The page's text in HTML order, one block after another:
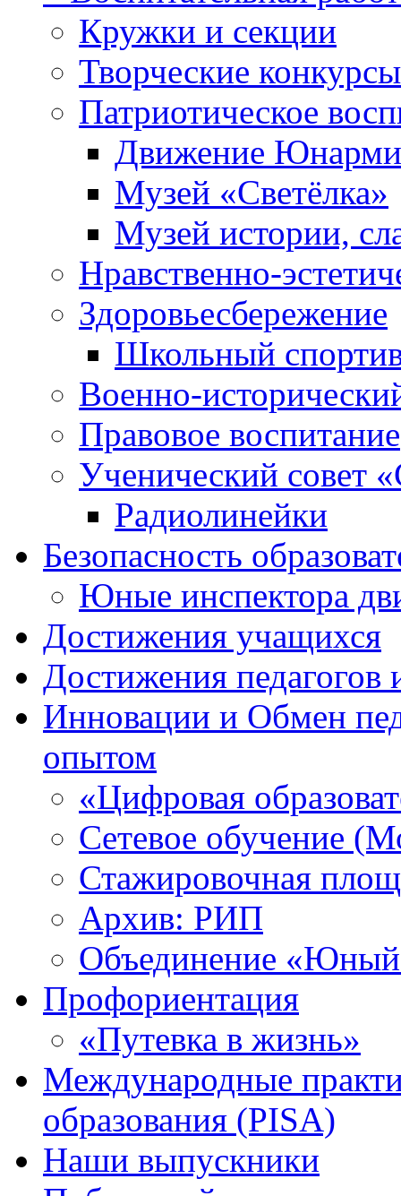
Кружки и секции
Творческие конкурсы
Патриотическое
Движение
Музей «Светёлка»
Музей истории,
Нравственно-
Здоровьесбережение
Школьный
Военно-
Правовое воспитание
Ученический совет
Радиолинейки
Безопасность
Юные инспектора
Достижения учащихся
Достижения
Инновации и Обмен
опытом
«Цифровая
Сетевое обучение
Стажировочная
Архив: РИП
Объединение «Юный
Профориентация
«Путевка в жизнь»
Международные
образования (PISA)
Наши выпускники